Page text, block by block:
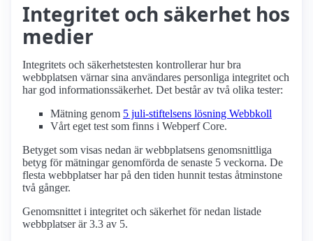
Integritet och säkerhet hos
medier
Integritets och säkerhetstesten kontrollerar hur bra
webbplatsen värnar sina användares personliga integritet och
har god informations­säkerhet. Det består av två olika tester:
Mätning genom 5 juli-stiftelsens lösning Webbkoll
Vårt eget test som finns i Webperf Core.
Betyget som visas nedan är webbplatsens genomsnittliga
betyg för mätningar genomförda de senaste 5 veckorna. De
flesta webbplatser har på den tiden hunnit testas åtminstone
två gånger.
Genomsnittet i integritet och säkerhet för nedan listade
webbplatser är 3.3 av 5.